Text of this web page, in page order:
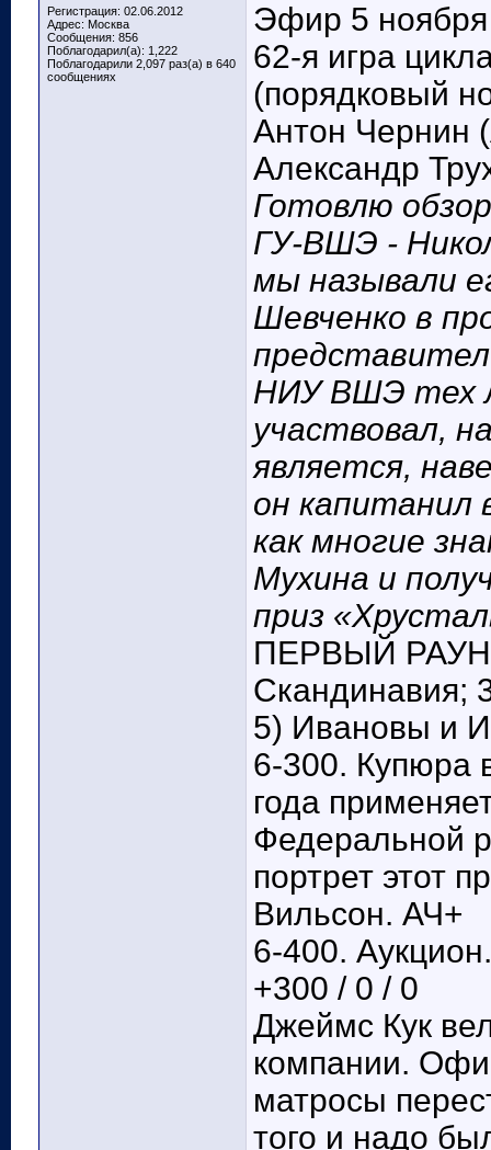
Регистрация: 02.06.2012
Адрес: Москва
Сообщения: 856
Поблагодарил(а): 1,222
Поблагодарили 2,097 раз(а) в 640
сообщениях
Эфир 5 ноября
62-я игра
(порядковый
Антон Чернин
Александр
Готовлю
ГУ-ВШЭ -
мы называли
Шевченко в
НИУ ВШЭ тех
участвовал,
является,
он капитанил
как многие
Мухина и
приз
ПЕРВЫЙ
Скандинавия;
5) Ивановы и
6-300. Купюра
года
Федеральной
портрет этот
Вильсон. АЧ+
6-400. Аукцион.
+300 / 0 / 0
Джеймс Кук
компании.
матросы
того и надо